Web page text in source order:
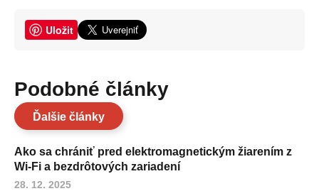
Uložit
Podobné články
Ďalšie články
Ako sa chrániť pred elektromagnetickým žiarením z
Wi-Fi a bezdrôtových zariadení
28. 12. 2025